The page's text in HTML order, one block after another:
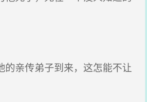
亲传弟子到来，这怎能不让